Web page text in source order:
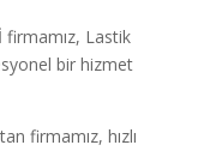
firmamız, Lastik
bir hizmet
firmamız, hızlı